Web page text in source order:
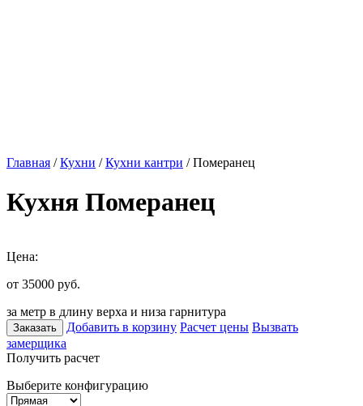
Главная /Кухни /Кухни кантри / Померанец
Кухня Померанец
Цена:
от 35000 руб.
за метр в длину верха и низа гарнитура
Заказать Добавить в корзину Расчет цены Вызвать
замерщика
Получить расчет
Выберите конфигурацию